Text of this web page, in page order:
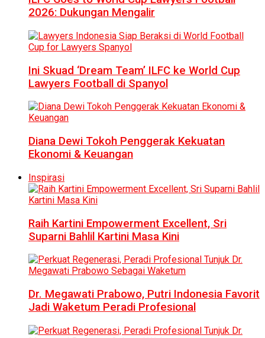
2026: Dukungan Mengalir
Ini Skuad ‘Dream Team’ ILFC ke World Cup
Lawyers Football di Spanyol
Diana Dewi Tokoh Penggerak Kekuatan
Ekonomi & Keuangan
Inspirasi
Raih Kartini Empowerment Excellent, Sri
Suparni Bahlil Kartini Masa Kini
Dr. Megawati Prabowo, Putri Indonesia Favorit
Jadi Waketum Peradi Profesional